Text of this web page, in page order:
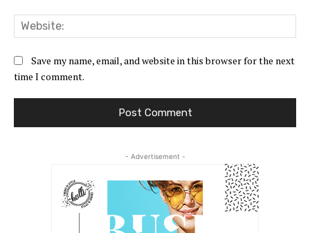
Save my name, email, and website in this browser for the next
time I comment.
- Advertisement -